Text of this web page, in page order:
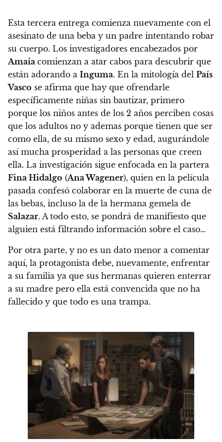
Esta tercera entrega comienza nuevamente con el
asesinato de una beba y un padre intentando robar
su cuerpo. Los investigadores encabezados por
Amaia comienzan a atar cabos para descubrir que
están adorando a Inguma. En la mitología del País
Vasco se afirma que hay que ofrendarle
específicamente niñas sin bautizar, primero
porque los niños antes de los 2 años perciben cosas
que los adultos no y ademas porque tienen que ser
como ella, de su mismo sexo y edad, augurándole
así mucha prosperidad a las personas que creen
ella. La investigación sigue enfocada en la partera
Fina Hidalgo (Ana Wagener), quien en la película
pasada confesó colaborar en la muerte de cuna de
las bebas, incluso la de la hermana gemela de
Salazar. A todo esto, se pondrá de manifiesto que
alguien está filtrando información sobre el caso…
Por otra parte, y no es un dato menor a comentar
aquí, la protagonista debe, nuevamente, enfrentar
a su familia ya que sus hermanas quieren enterrar
a su madre pero ella está convencida que no ha
fallecido y que todo es una trampa.